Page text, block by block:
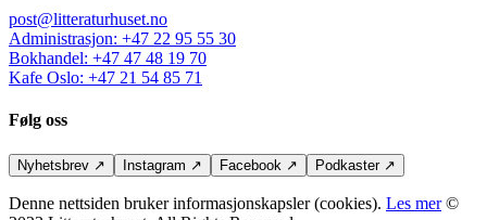
post@litteraturhuset.no
Administrasjon: +47 22 95 55 30
Bokhandel: +47 47 48 19 70
Kafe Oslo: +47 21 54 85 71
Følg oss
Nyhetsbrev ↗ Instagram ↗ Facebook ↗ Podkaster↗
Denne nettsiden bruker informasjonskapsler (cookies). Les mer©